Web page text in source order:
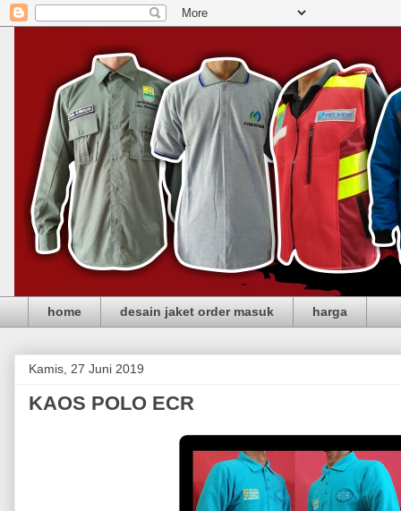
home desain jaket order masuk harga
Kamis, 27 Juni 2019
KAOS POLO ECR